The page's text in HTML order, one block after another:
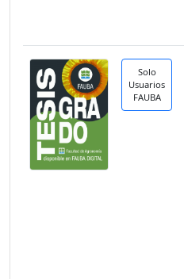
Solo
Usuarios
FAUBA